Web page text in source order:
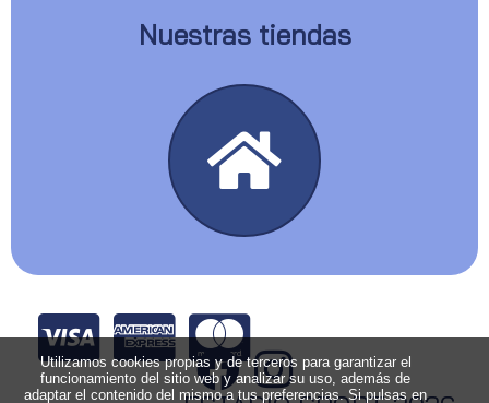
Nuestras tiendas
Utilizamos cookies propias y de terceros para garantizar el
funcionamiento del sitio web y analizar su uso, además de
adaptar el contenido del mismo a tus preferencias. Si pulsas en